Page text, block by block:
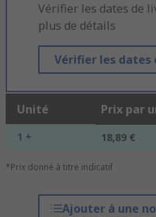
Vérifier les dates de
plus de détails
Vérifier les dates
Unité Prix par
1 + 18,89 €
*Prix donné à titre indicatif
Ajouter à une